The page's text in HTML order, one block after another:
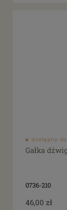
dostępny
Gałka
0736-210
46,00 zł